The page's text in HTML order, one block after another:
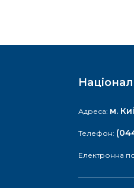
Адреса: м.
Телефон:
Електронна